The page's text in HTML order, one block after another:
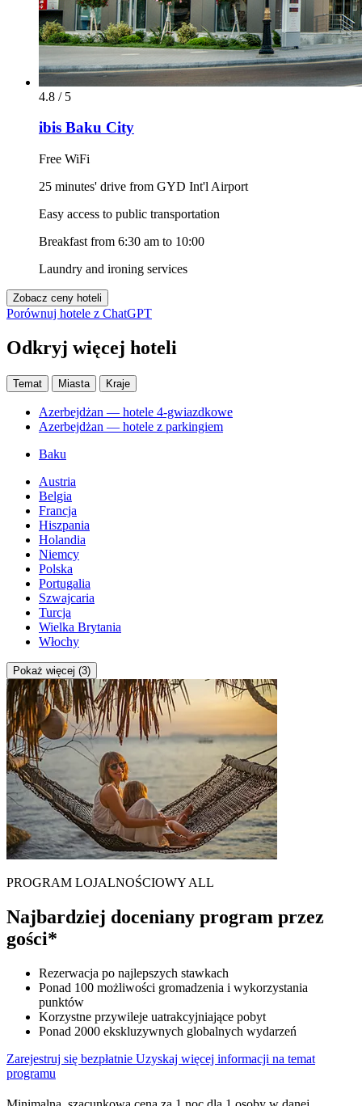
4.8 / 5
ibis Baku City
Free WiFi
25 minutes' drive from GYD Int'l Airport
Easy access to public transportation
Breakfast from 6:30 am to 10:00
Laundry and ironing services
Zobacz ceny hoteli
Porównuj hotele z ChatGPT
Odkryj więcej hoteli
Temat Miasta Kraje
Azerbejdżan — hotele 4-gwiazdkowe
Azerbejdżan — hotele z parkingiem
Baku
Austria
Belgia
Francja
Hiszpania
Holandia
Niemcy
Polska
Portugalia
Szwajcaria
Turcja
Wielka Brytania
Włochy
Pokaż więcej (3)
PROGRAM LOJALNOŚCIOWY ALL
Najbardziej doceniany program przez
gości*
Rezerwacja po najlepszych stawkach
Ponad 100 możliwości gromadzenia i wykorzystania
punktów
Korzystne przywileje uatrakcyjniające pobyt
Ponad 2000 ekskluzywnych globalnych wydarzeń
Zarejestruj się bezpłatnie Uzyskaj więcej informacji na temat
programu